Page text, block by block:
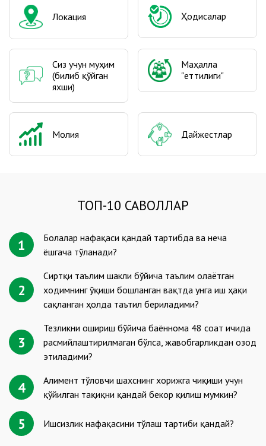
Локация Ҳодисалар
Сиз учун муҳим
(билиб қўйган
яхши)
Маҳалла
"еттилиги"
Молия Дайжестлар
ТОП-10 САВОЛЛАР
1
Болалар нафақаси қандай тартибда ва неча
ёшгача тўланади?
2
Сиртқи таълим шакли бўйича таълим олаётган
ходимнинг ўқиши бошланган вақтда унга иш ҳақи
сақланган ҳолда таътил бериладими?
3
Тезликни ошириш бўйича баённома 48 соат ичида
расмийлаштирилмаган бўлса, жавобгарликдан озод
этиладими?
4
Алимент тўловчи шахснинг хорижга чиқиши учун
қўйилган тақиқни қандай бекор қилиш мумкин?
5 Ишсизлик нафақасини тўлаш тартиби қандай?